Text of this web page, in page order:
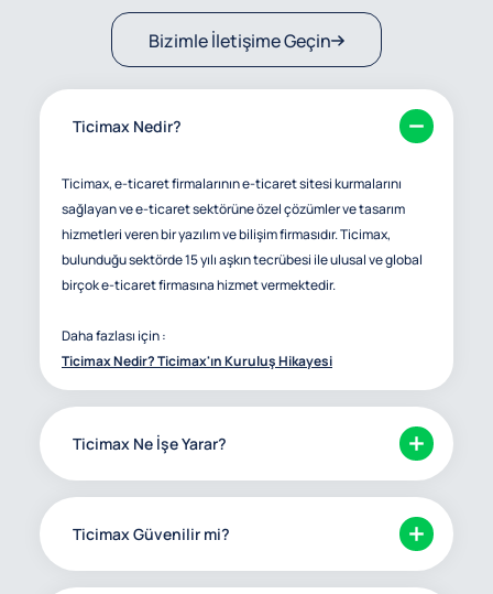
Bizimle İletişime Geçin
Ticimax Nedir?
Ticimax, e-ticaret firmalarının e-ticaret sitesi kurmalarını
sağlayan ve e-ticaret sektörüne özel çözümler ve tasarım
hizmetleri veren bir yazılım ve bilişim firmasıdır. Ticimax,
bulunduğu sektörde 15 yılı aşkın tecrübesi ile ulusal ve global
birçok e-ticaret firmasına hizmet vermektedir.
Daha fazlası için :
Ticimax Nedir? Ticimax'ın Kuruluş Hikayesi
Ticimax Ne İşe Yarar?
Ticimax Güvenilir mi?